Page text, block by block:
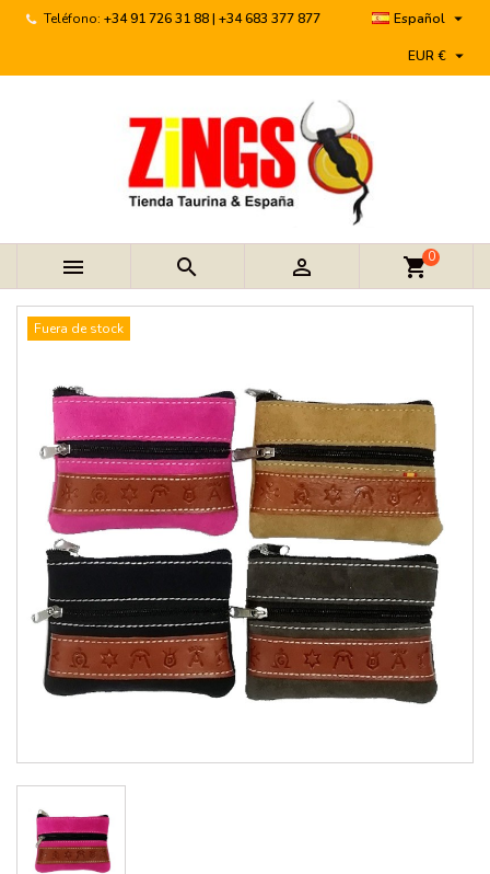
Teléfono: +34 91 726 31 88 | +34 683 377 877 Español 
EUR € 
   shopping_cart0
Fuera de stock